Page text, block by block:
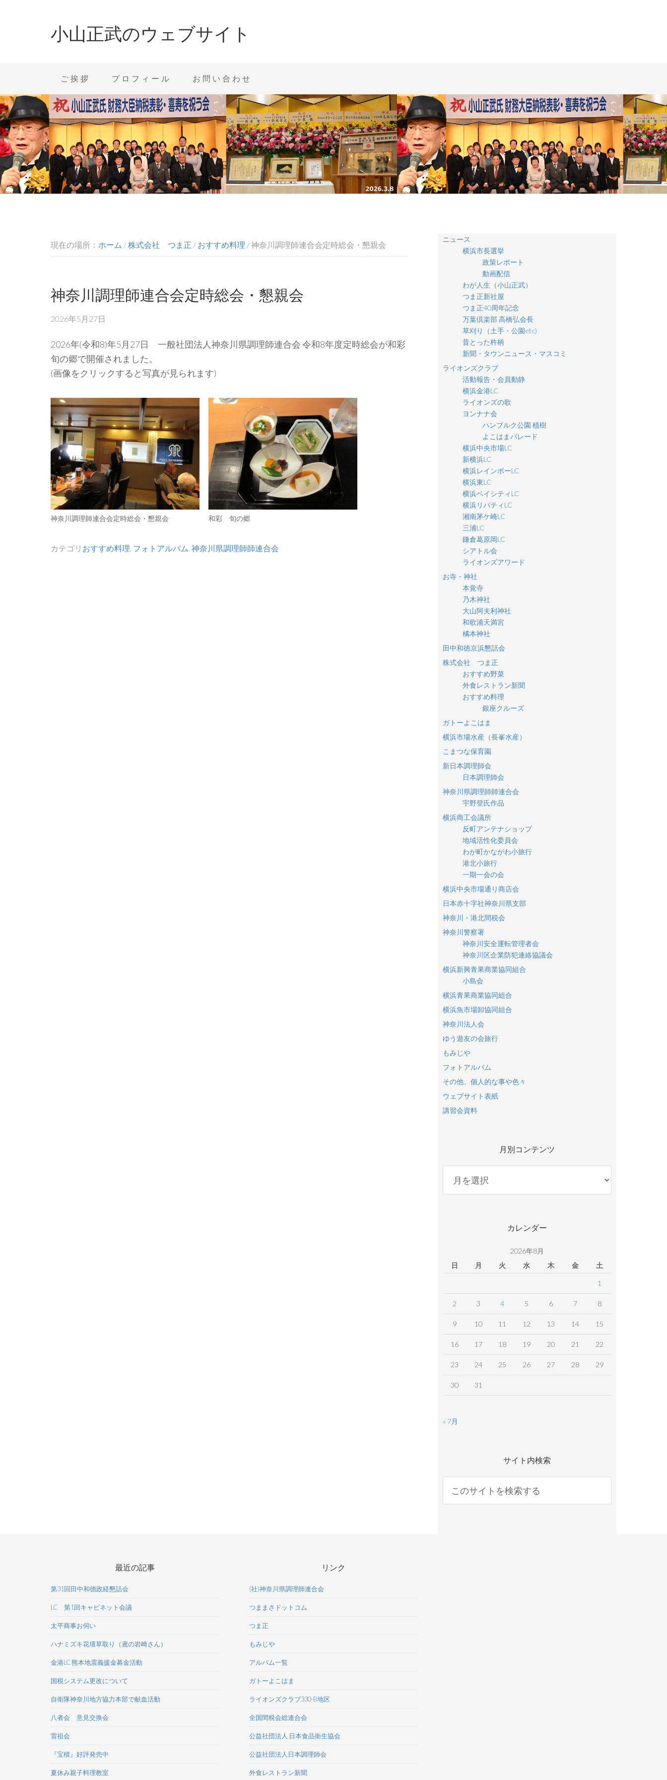
小山正武のウェブサイト
ご挨拶 プロフィール お問い合わせ
現在の場所： ホーム /株式会社 つま正 / おすすめ料理 /神奈川調理師連合会定時総会・懇親会
神奈川調理師連合会定時総会・懇親会
2026年5月27日
2026年(令和8)年5月27日 一般社団法人神奈川県調理師連合会 令和8年度定時総会が和彩
旬の郷で開催されました。
(画像をクリックすると写真が見られます)
神奈川調理師連合会定時総会・懇親会 和彩 旬の郷
カテゴリ おすすめ料理 フォトアルバム 神奈川県調理師師連合会
ニュース
横浜市長選挙
政策レポート
動画配信
わが人生（小山正武）
つま正新社屋
つま正40周年記念
万葉倶楽部 高橋弘会長
草刈り（土手・公園etc)
昔とった杵柄
新聞・タウンニュース・マスコミ
ライオンズクラブ
活動報告・会員動静
横浜金港LC
ライオンズの歌
ヨンナナ会
ハンブルク公園 植樹
よこはまパレード
横浜中央市場LC
新横浜LC
横浜レインボーLC
横浜東LC
横浜ベイシティLC
横浜リバティLC
湘南茅ケ崎LC
三浦LC
鎌倉葛原岡LC
シアトル会
ライオンズアワード
お寺・神社
本覚寺
乃木神社
大山阿夫利神社
和歌浦天満宮
橘本神社
田中和徳京浜懇話会
株式会社 つま正
おすすめ野菜
外食レストラン新聞
おすすめ料理
銀座クルーズ
ガトーよこはま
横浜市場水産（長峯水産）
こまつな保育園
新日本調理師会
日本調理師会
神奈川県調理師師連合会
宇野登氏作品
横浜商工会議所
反町アンテナショップ
地域活性化委員会
わが町かながわ小旅行
港北小旅行
一期一会の会
横浜中央市場通り商店会
日本赤十字社神奈川県支部
神奈川・港北間税会
神奈川警察署
神奈川安全運転管理者会
神奈川区企業防犯連絡協議会
横浜新興青果商業協同組合
小島会
横浜青果商業協同組合
横浜魚市場卸協同組合
神奈川法人会
ゆう遊友の会旅行
もみじや
フォトアルバム
その他、個人的な事や色々
ウェブサイト表紙
講習会資料
月別コンテンツ
コ
カレンダー
2026年8月
日
月 火 水 木 金 土
1
2 3 4 5 6 7 8
9 10 11 12 13 14 15
16 17 18 19 20 21 22
23 24 25 26 27 28 29
30 31
« 7月
サイト内検索
最近の記事
第31回田中和德政経懇話会
LC 第1回キャビネット会議
太平商事お伺い
ハナミズキ花壇草取り（鳶の岩崎さん）
金港LC 熊本地震義援金募金活動
国税システム更改について
自衛隊神奈川地方協力本部で献血活動
八者会 意見交換会
雷祖会
『宝積』好評発売中
夏休み親子料理教室
リンク
(社)神奈川県調理師連合会
つままさドットコム
つま正
もみじや
アルバム一覧
ガトーよこはま
ライオンズクラブ330-B地区
全国間税会総連合会
公益社団法人 日本食品衛生協会
公益社団法人日本調理師会
外食レストラン新聞